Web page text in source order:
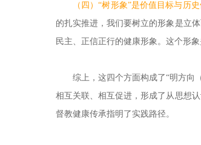
（四）“树形象”是价值目标与历
的扎实推进，我们要树立的形象是立
民主、正信正行的健康形象。这个形
综上，这四个方面构成了“明方
相互关联、相互促进，形成了从思想
督教健康传承指明了实践路径。